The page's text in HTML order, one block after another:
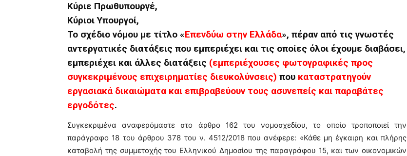
Κύριε Πρωθυπουργέ,
Κύριοι Υπουργοί,
Το σχέδιο νόμου με τίτλο «Επενδύω στην Ελλάδα», πέραν από τις γνωστές
αντεργατικές διατάξεις που εμπεριέχει και τις οποίες όλοι έχουμε διαβάσει,
εμπεριέχει και άλλες διατάξεις (εμπεριέχουσες φωτογραφικές προς
συγκεκριμένους επιχειρηματίες διευκολύνσεις) που καταστρατηγούν
εργασιακά δικαιώματα και επιβραβεύουν τους ασυνεπείς και παραβάτες
εργοδότες.
Συγκεκριμένα αναφερόμαστε στο άρθρο 162 του νομοσχεδίου, το οποίο τροποποιεί την
παράγραφο 18 του άρθρου 378 του ν. 4512/2018 που ανέφερε: «Κάθε μη έγκαιρη και πλήρης
καταβολή της συμμετοχής του Ελληνικού Δημοσίου της παραγράφου 15, και των οικονομικών